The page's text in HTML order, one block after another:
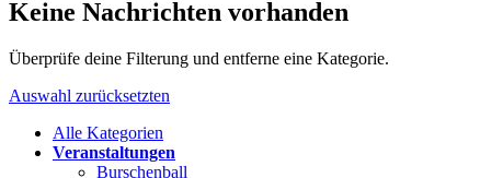
Keine Nachrichten vorhanden
Überprüfe deine Filterung und entferne eine Kategorie.
Auswahl zurücksetzten
Alle Kategorien
Veranstaltungen
Burschenball